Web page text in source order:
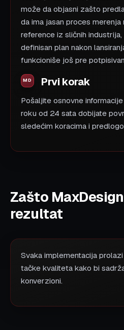
može da objasni zašto
da ima jasan proces
reference iz sličnih
definisan plan nakon
funkcioniše još pre
Prvi korak
Pošaljite osnovne
roku od 24 sata dobijate
sledećim koracima i
Zašto
rezultat
Svaka implementacija
tačke kvaliteta kako bi
konverzioni.